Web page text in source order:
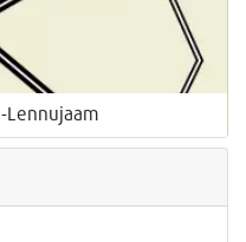
-Lennujaam